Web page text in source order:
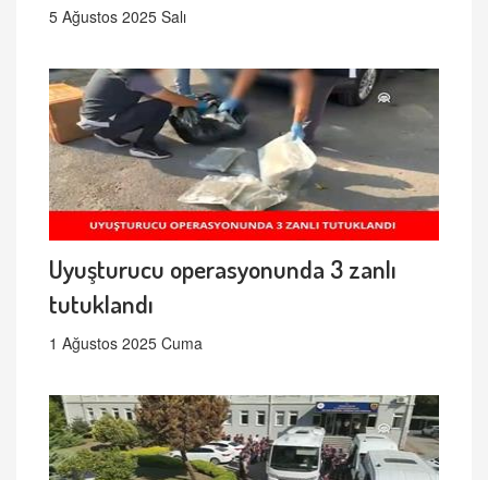
5 Ağustos 2025 Salı
Uyuşturucu operasyonunda 3 zanlı
tutuklandı
1 Ağustos 2025 Cuma